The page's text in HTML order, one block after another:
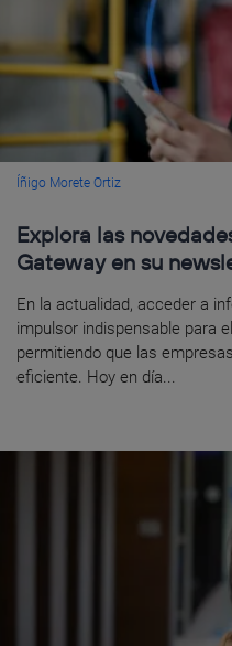
Íñigo Morete Ortiz
Explora las
Gateway en su
En la actualidad, acceder a
impulsor indispensable para
permitiendo que las
eficiente. Hoy en día...